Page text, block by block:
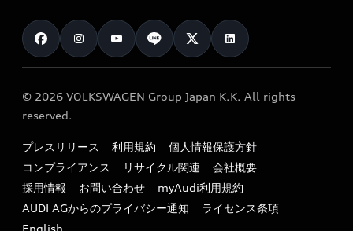
カタログ一覧
車検 / 定期点検
e-tronアフターサポート
myAudi
クオリティ
保証
メンテナンス
ファイナンス
キャンペーン / イベント
買取査定
お知らせ
オーナー様向けキャンペーン
特定整備適用車一覧
リサイクル法
よくある質問（FAQ）
© 2026 VOLKSWAGEN Group Japan K.K. All rights
reserved.
プレスリリース 利用規約
個人情報保護方針
コンプライアンス
リサイクル関連
会社概要
採用情報
お問い合わせ
myAudi利用規約
AUDI AGからのプライバシー通知
ライセンス条項
English